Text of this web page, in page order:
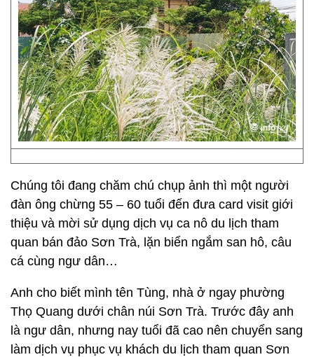
Chúng tôi đang chăm chú chụp ảnh thì một người
đàn ông chừng 55 – 60 tuổi đến đưa card visit giới
thiệu và mời sử dụng dịch vụ ca nô du lịch tham
quan bán đảo Sơn Trà, lặn biển ngắm san hô, câu
cá cùng ngư dân…
Anh cho biết mình tên Tùng, nhà ở ngay phường
Thọ Quang dưới chân núi Sơn Trà. Trước đây anh
là ngư dân, nhưng nay tuổi đã cao nên chuyển sang
làm dịch vụ phục vụ khách du lịch tham quan Sơn